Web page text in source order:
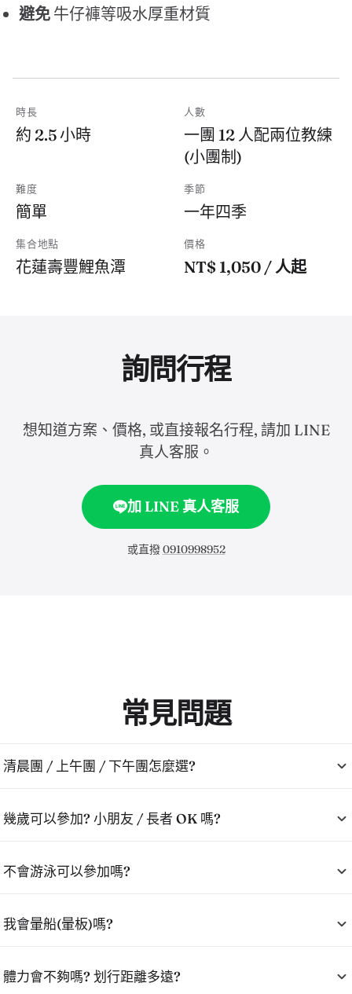
避免 牛仔褲等吸水厚重材質
時長
約 2.5 小時
人數
一團 12 人配兩位教練
(小團制)
難度
簡單
季節
一年四季
集合地點
花蓮壽豐鯉魚潭
價格
NT$ 1,050 / 人起
詢問行程
想知道方案、價格, 或直接報名行程, 請加 LINE
真人客服。
加 LINE 真人客服
或直撥0910998952
常見問題
清晨團 / 上午團 / 下午團怎麼選?
幾歲可以參加? 小朋友 / 長者 OK 嗎?
不會游泳可以參加嗎?
我會暈船(暈板)嗎?
體力會不夠嗎? 划行距離多遠?